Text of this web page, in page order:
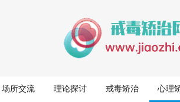
场所交流 理论探讨 戒毒矫治 心理